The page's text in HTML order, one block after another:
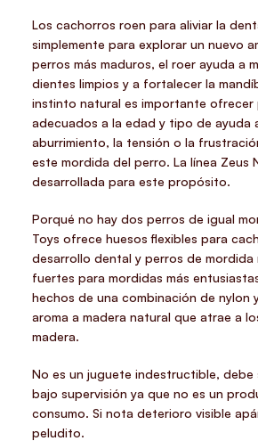
Los cachorros roen para aliviar la
simplemente para explorar un nuevo
perros más maduros, el roer ayuda a
dientes limpios y a fortalecer la
instinto natural es importante
adecuados a la edad y tipo de ayuda
aburrimiento, la tensión o la
este mordida del perro. La línea Zeus
desarrollada para este propósito.
Porqué no hay dos perros de igual
Toys ofrecehuesos flexibles para
desarrollo dental y perros de mordida
fuertes para mordidas más
hechos de una combinación de nylon
aroma a madera natural que atrae a
madera.
No es un juguete indestructible, debe
bajo supervisión ya que no es un
consumo. Si nota deterioro visible
peludito.